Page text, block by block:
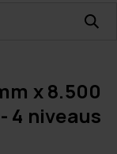
x 8.500
4 niveaus